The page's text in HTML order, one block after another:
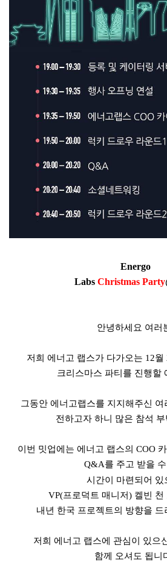
Energo
Labs Christmas Party
안녕하세요 여러
저희 에너고 랩스가 다가오는 12월
크리스마스 파티를 진행할
그동안 에너고랩스를 지지해주신
전하고자 하니 많은 참석
이번 밋업에는 에너고 랩스의 COO
Q&A를 주고 받을
시간이 마련되어 있
VP(프로덕트 매니저) 켈빈 천
내년 한국 프로젝트의 방향을
저희 에너고 랩스에 관심이 있으
함께 오셔도 됩니